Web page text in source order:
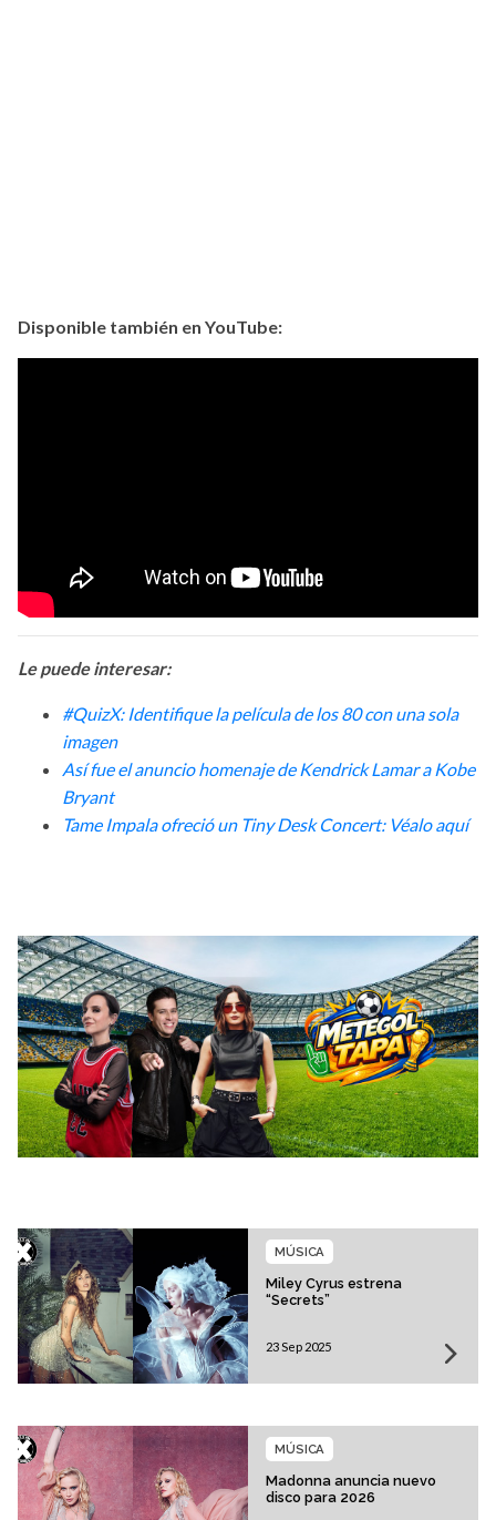
Disponible también en YouTube:
Le puede interesar:
#QuizX: Identifique la película de los 80 con una sola
imagen
Así fue el anuncio homenaje de Kendrick Lamar a Kobe
Bryant
Tame Impala ofreció un Tiny Desk Concert: Véalo aquí
Miley Cyrus estrena
“Secrets”
MÚSICA
23 Sep 2025
Madonna anuncia nuevo
disco para 2026
MÚSICA